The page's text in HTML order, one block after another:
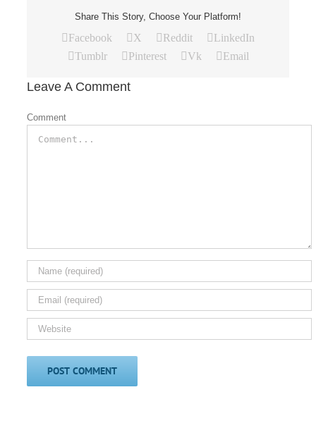
Share This Story, Choose Your Platform!
Facebook X Reddit
LinkedIn
Tumblr
Pinterest Vk Email
Leave A Comment
Comment